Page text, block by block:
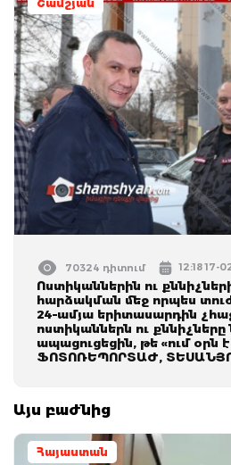
Շամշյան
70324 դիտում 12:18 17-
Ոստիկաններին ու
հարձակման մեջ որպես
24–ամյա երիտասարդին
ոստիկաններն ու քննիչները
ապացուցեցին, թե «ում օրն
ՖՈՏՈՌԵՊՈՐՏԱԺ,
Այս բաժնից
Հայաստան